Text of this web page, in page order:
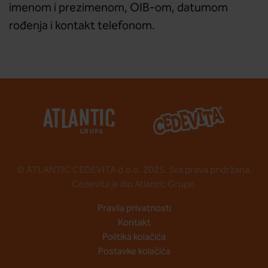
imenom i prezimenom, OIB-om, datumom
rođenja i kontakt telefonom.
© ATLANTIC CEDEVITA d.o.o. 2025. Sva prava pridržana.
Cedevita je dio Atlantic Grupe.
Pravila privatnosti
Kontakt
Politika kolačića
Postavke kolačića